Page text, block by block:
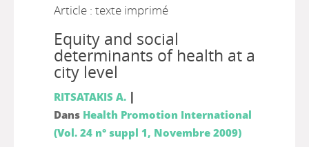
Article : texte imprimé
Equity and social
determinants of health at a
city level
RITSATAKIS A. |
Dans Health Promotion International
(Vol. 24 n° suppl 1, Novembre 2009)